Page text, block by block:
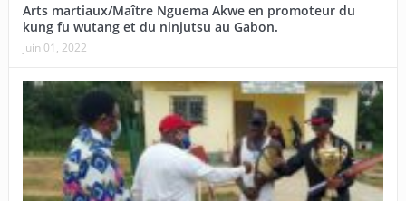
Arts martiaux/Maître Nguema Akwe en promoteur du
kung fu wutang et du ninjutsu au Gabon.
juin 01, 2022